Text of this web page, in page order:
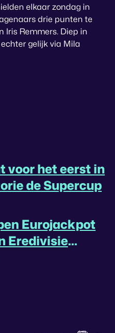
elkaar zondag in
drie punten te
Iris Remmers. Diep in
gelijk via Mila
voor het eerst in
de Supercup
Eurojackpot
Eredivisie